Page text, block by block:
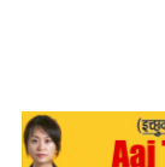
Aaj Tak